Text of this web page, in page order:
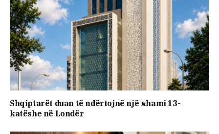
Shqiptarët duan të ndërtojnë një xhami 13-
katëshe në Londër